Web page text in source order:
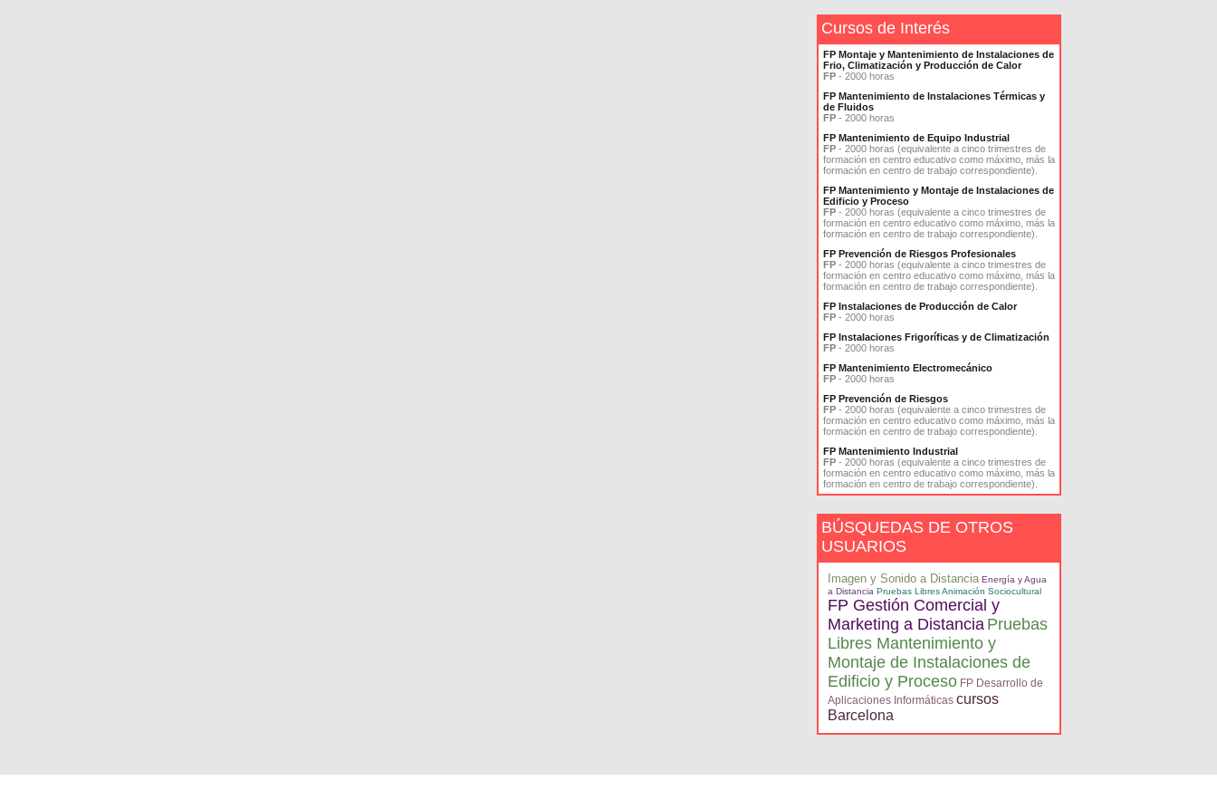
Cursos de Interés
FP Montaje y Mantenimiento de Instalaciones de
Frio, Climatización y Producción de Calor
FP - 2000 horas
FP Mantenimiento de Instalaciones Térmicas y
de Fluidos
FP - 2000 horas
FP Mantenimiento de Equipo Industrial
FP - 2000 horas (equivalente a cinco trimestres de
formación en centro educativo como máximo, más la
formación en centro de trabajo correspondiente).
FP Mantenimiento y Montaje de Instalaciones de
Edificio y Proceso
FP - 2000 horas (equivalente a cinco trimestres de
formación en centro educativo como máximo, más la
formación en centro de trabajo correspondiente).
FP Prevención de Riesgos Profesionales
FP - 2000 horas (equivalente a cinco trimestres de
formación en centro educativo como máximo, más la
formación en centro de trabajo correspondiente).
FP Instalaciones de Producción de Calor
FP - 2000 horas
FP Instalaciones Frigoríficas y de Climatización
FP - 2000 horas
FP Mantenimiento Electromecánico
FP - 2000 horas
FP Prevención de Riesgos
FP - 2000 horas (equivalente a cinco trimestres de
formación en centro educativo como máximo, más la
formación en centro de trabajo correspondiente).
FP Mantenimiento Industrial
FP - 2000 horas (equivalente a cinco trimestres de
formación en centro educativo como máximo, más la
formación en centro de trabajo correspondiente).
BÚSQUEDAS DE OTROS
USUARIOS
Imagen y Sonido a Distancia Energía y Agua
a Distancia Pruebas Libres Animación Sociocultural
FP Gestión Comercial y
Marketing a Distancia Pruebas
Libres Mantenimiento y
Montaje de Instalaciones de
Edificio y Proceso FP Desarrollo de
Aplicaciones Informáticas cursos
Barcelona